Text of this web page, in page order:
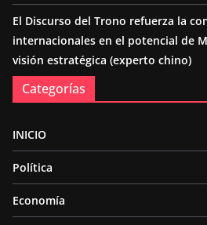
El Discurso del Trono refuerza la
internacionales en el potencial de
visión estratégica (experto chino)
Categorías
INICIO
Política
Economía